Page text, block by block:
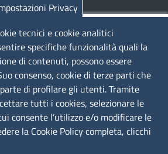
Privacy
tecnici e cookie analitici
specifiche funzionalità quali la
di contenuti, possono essere
consenso, cookie di terze parti che
di profilare gli utenti. Tramite
tutti i cookies, selezionare le
consente l’utilizzo e/o modificare le
la Cookie Policy completa, clicchi